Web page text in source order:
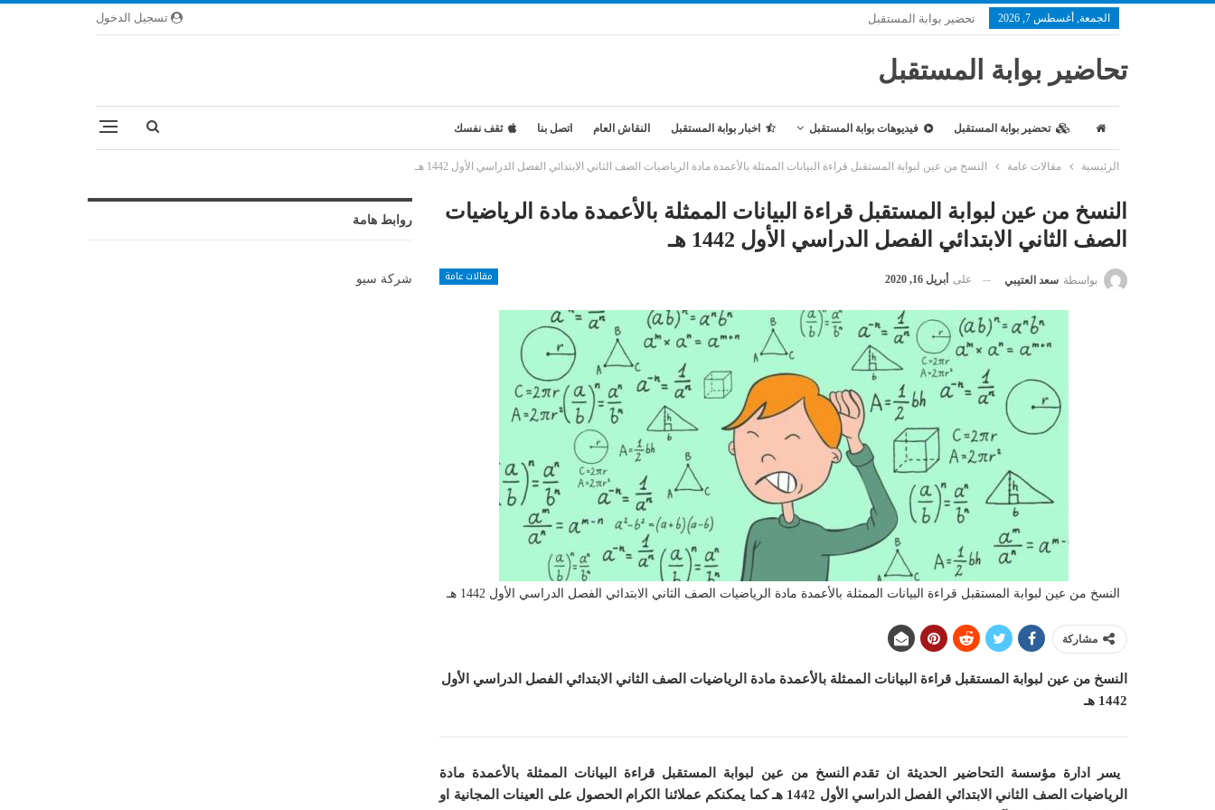
تسجيل الدخول الجمعة, أغسطس 7, 2026 تحضير بوابة المستقبل
تحاضير بوابة المستقبل
تحضير بوابة المستقبل فيديوهات بوابة المستقبل اخبار بوابة المستقبل النقاش العام اتصل بنا ثقف نفسك
الرئيسية مقالات عامة النسخ من عين لبوابة المستقبل قراءة البيانات الممثلة بالأعمدة مادة الرياضيات الصف الثاني الابتدائي الفصل الدراسي الأول 1442 هـ
النسخ من عين لبوابة المستقبل قراءة البيانات الممثلة بالأعمدة مادة الرياضيات
الصف الثاني الابتدائي الفصل الدراسي الأول 1442 هـ
مقالات عامة بواسطة سعد العتيبي على أبريل 16, 2020
النسخ من عين لبوابة المستقبل قراءة البيانات الممثلة بالأعمدة مادة الرياضيات الصف الثاني الابتدائي الفصل الدراسي الأول 1442 هـ
مشاركة
النسخ من عين لبوابة المستقبل قراءة البيانات الممثلة بالأعمدة مادة الرياضيات الصف الثاني الابتدائي الفصل الدراسي الأول
1442 هـ
يسر ادارة مؤسسة التحاضير الحديثة ان تقدم النسخ من عين لبوابة المستقبل قراءة البيانات الممثلة بالأعمدة مادة
الرياضيات الصف الثاني الابتدائي الفصل الدراسي الأول 1442 هـ
كما يمكنكم عملائنا الكرام الحصول على العينات المجانية او
روابط هامة
شركة سيو